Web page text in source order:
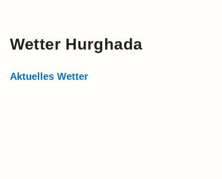
Wetter Hurghada
Aktuelles Wetter